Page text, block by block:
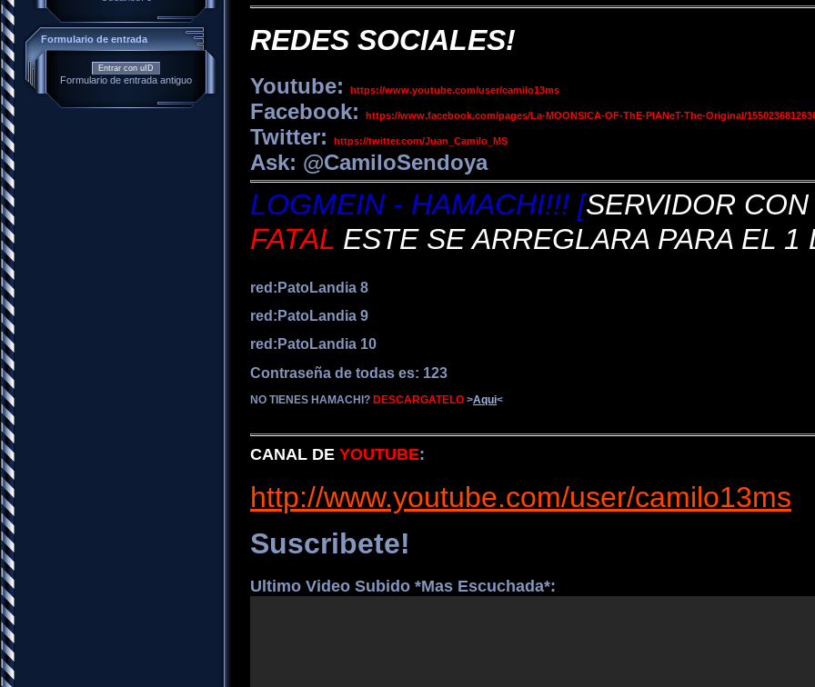
Formulario de entrada
Entrar con uID
Formulario de entrada antiguo
REDES SOCIALES!
Youtube: https://www.youtube.com/user/camilo13ms
Facebook: https://www.facebook.com/pages/La-MOONSICA-OF-ThE-PlANeT-The-Original/
Twitter: https://twitter.com/Juan_Camilo_MS
Ask: @CamiloSendoya
LOGMEIN - HAMACHI!!! [SERVIDOR
FATAL ESTE SE ARREGLARA PARA EL 1
red:PatoLandia 8
red:PatoLandia 9
red:PatoLandia 10
Contraseña de todas es: 123
NO TIENES HAMACHI? DESCARGATELO >Aqui<
CANAL DE YOUTUBE:
http://www.youtube.com/user/camilo13ms
Suscribete!
Ultimo Video Subido *Mas Escuchada*: